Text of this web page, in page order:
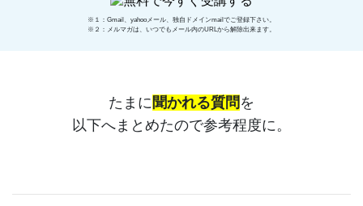
※１：Gmail、yahooメール、独自ドメインmailでご登録下さい。
※２：メルマガは、いつでもメール内のURLから解除出来ます。
たまに聞かれる質問 を
以下へまとめたので参考程度に。